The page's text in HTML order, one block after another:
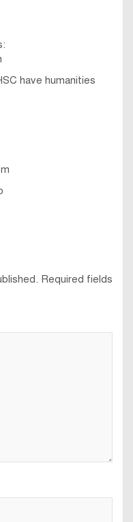
have humanities
Required fields